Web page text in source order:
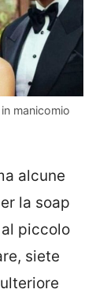
manicomio
alcune
la soap
piccolo
siete